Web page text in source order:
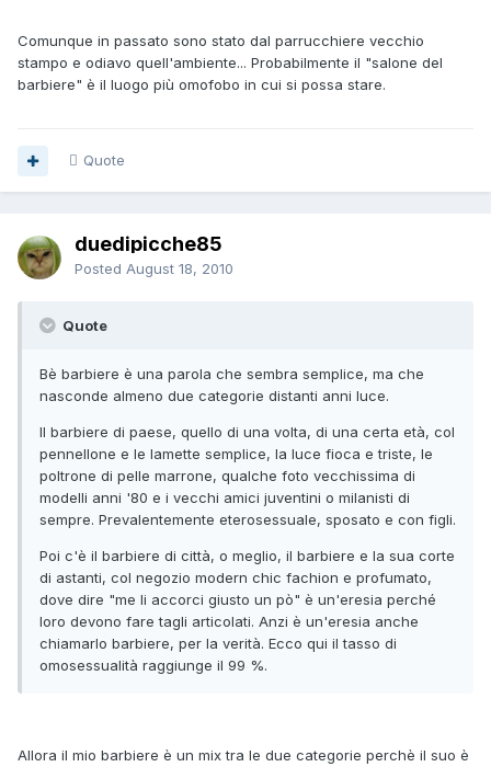
Comunque in passato sono stato dal parrucchiere vecchio
stampo e odiavo quell'ambiente... Probabilmente il "salone del
barbiere" è il luogo più omofobo in cui si possa stare.
Quote
duedipicche85
Posted August 18, 2010
Quote
Bè barbiere è una parola che sembra semplice, ma che
nasconde almeno due categorie distanti anni luce.
Il barbiere di paese, quello di una volta, di una certa età, col
pennellone e le lamette semplice, la luce fioca e triste, le
poltrone di pelle marrone, qualche foto vecchissima di
modelli anni '80 e i vecchi amici juventini o milanisti di
sempre. Prevalentemente eterosessuale, sposato e con figli.
Poi c'è il barbiere di città, o meglio, il barbiere e la sua corte
di astanti, col negozio modern chic fachion e profumato,
dove dire "me li accorci giusto un pò" è un'eresia perché
loro devono fare tagli articolati. Anzi è un'eresia anche
chiamarlo barbiere, per la verità. Ecco qui il tasso di
omosessualità raggiunge il 99 %.
Allora il mio barbiere è un mix tra le due categorie perchè il suo è